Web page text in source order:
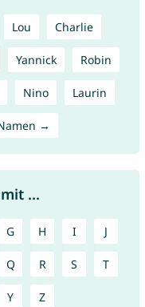
Lou Charlie
Yannick Robin
Nino Laurin
→
...
G H I J
Q R S T
Y Z